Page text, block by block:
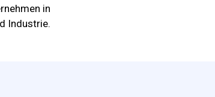
in
Industrie.